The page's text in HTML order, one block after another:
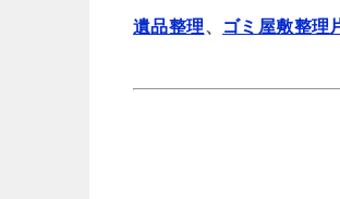
遺品整理、 ゴミ屋敷整理